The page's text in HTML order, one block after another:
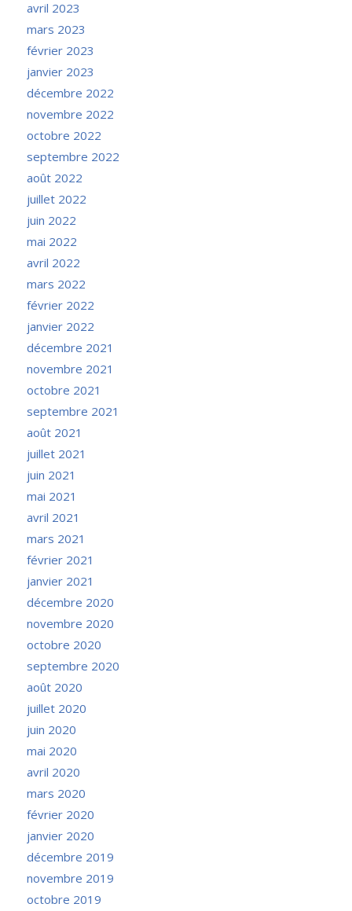
avril 2023
mars 2023
février 2023
janvier 2023
décembre 2022
novembre 2022
octobre 2022
septembre 2022
août 2022
juillet 2022
juin 2022
mai 2022
avril 2022
mars 2022
février 2022
janvier 2022
décembre 2021
novembre 2021
octobre 2021
septembre 2021
août 2021
juillet 2021
juin 2021
mai 2021
avril 2021
mars 2021
février 2021
janvier 2021
décembre 2020
novembre 2020
octobre 2020
septembre 2020
août 2020
juillet 2020
juin 2020
mai 2020
avril 2020
mars 2020
février 2020
janvier 2020
décembre 2019
novembre 2019
octobre 2019